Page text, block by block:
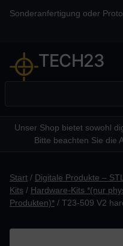
Sonderanfertigung oder
TECH23
Unser Shop bietet sowohl
Bitte beachten Sie die
Start / Digitale Produkte –
Kits / Hardware-Kits *(nur
Produkten)* / T23-509 V2